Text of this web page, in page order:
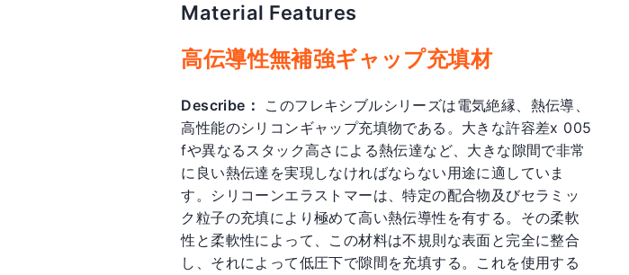
Regular
Material Features
高伝導性無補強ギャップ充填材
Describe：
このフレキシブルシリーズは電気絶縁、熱伝導、
高性能のシリコンギャップ充填物である。大きな許容差x 005
fや異なるスタック高さによる熱伝達など、大きな隙間で非常
に良い熱伝達を実現しなければならない用途に適していま
す。シリコーンエラストマーは、特定の配合物及びセラミッ
ク粒子の充填により極めて高い熱伝導性を有する。その柔軟
性と柔軟性によって、この材料は不規則な表面と完全に整合
し、それによって低圧下で隙間を充填する。これを使用する